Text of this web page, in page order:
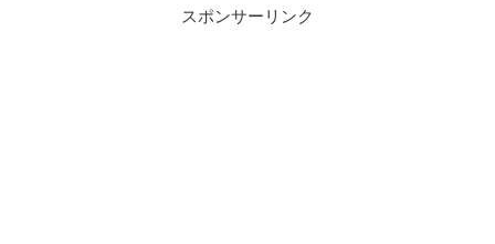
スポンサーリンク